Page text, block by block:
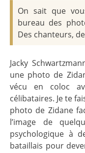
On sait que
bureau des
Des chanteurs,
Jacky
une photo de
vécu en coloc
célibataires. Je te
photo de Zidane
l’image de
psychologique à
bataillais pour